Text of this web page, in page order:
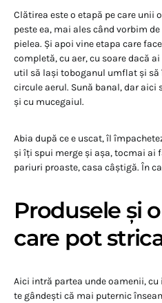
Clătirea este o etapă pe care unii
peste ea, mai ales când vorbim
pielea. Și apoi vine etapa care
completă, cu aer, cu soare dacă
util să lași toboganul umflat și să
circule aerul. Sună banal, dar
și cu mucegaiul.
Abia după ce e uscat, îl
și îți spui merge și așa, tocmai ai
pariuri proaste, casa câștigă. În
Produsele și
care pot
Aici intră partea unde oamenii, cu
te gândești că mai puternic